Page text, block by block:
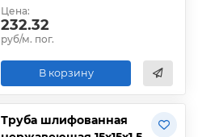
Цена:
232.32
руб/м. пог.
В корзину
Труба шлифованная